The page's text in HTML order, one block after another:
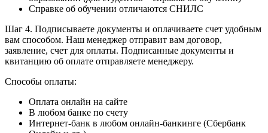
Справке об обучении отличаются СНИЛС
Шаг 4. Подписываете документы и оплачиваете счет удобным
вам способом. Наш менеджер отправит вам договор,
заявление, счет для оплаты. Подписанные документы и
квитанцию об оплате отправляете менеджеру.
Способы оплаты:
Оплата онлайн на сайте
В любом банке по счету
Интернет-банк в любом онлайн-банкинге (Сбербанк